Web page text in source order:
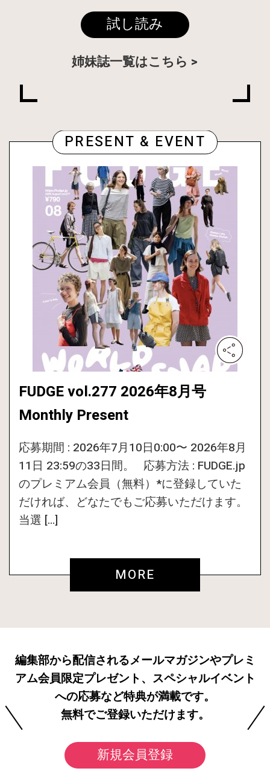
試し読み
姉妹誌一覧はこちら
PRESENT & EVENT
FUDGE vol.277 2026年8月号
Monthly Present
応募期間 : 2026年7月10日0:00〜 2026年8月
11日 23:59の33日間。 応募方法 : FUDGE.jp
のプレミアム会員（無料）*に登録していた
だければ、どなたでもご応募いただけます。
当選 […]
MORE
編集部から配信されるメールマガジンやプレミ
アム会員限定プレゼント、スペシャルイベント
への応募など特典が満載です。
無料でご登録いただけます。
新規会員登録